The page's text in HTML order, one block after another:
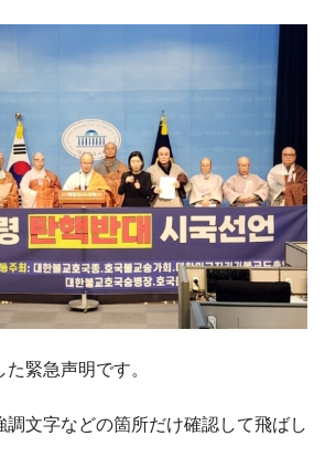
は「中国と同じく」投資に不適格な国
国銀行』が「金の保有量を増やしま
るドル入手」手段ではないのか？
･外為取引量「1日当たり1,214.4億ド
資金の動きに強く左右される状態
･帰ってきた李在明。李在明を支持しな
大統領府ボンクラ政策室長が告発され
緊急声明です。
調文字などの箇所だけ確認して飛ばし